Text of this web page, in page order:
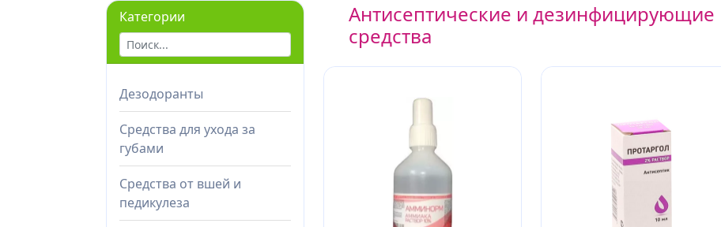
Категории
Дезодоранты
Средства для ухода за
губами
Средства от вшей и
педикулеза
Антисептические и дезинфицирующие
средства